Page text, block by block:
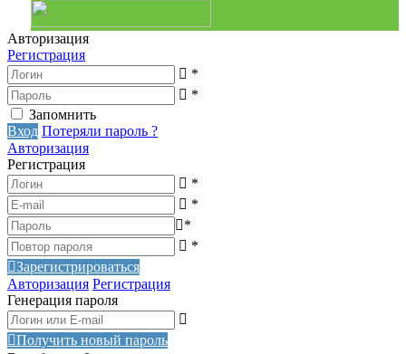
Авторизация
Регистрация
*
*
Запомнить
Вход Потеряли пароль ?
Авторизация
Регистрация
*
*
*
*
Зарегистрироваться
Авторизация Регистрация
Генерация пароля
Получить новый пароль